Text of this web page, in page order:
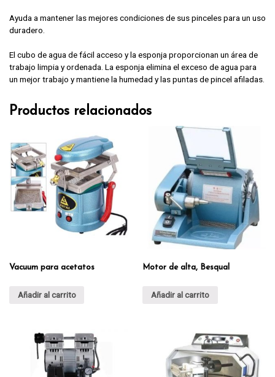
Ayuda a mantener las mejores condiciones de sus pinceles para un uso
duradero.
El cubo de agua de fácil acceso y la esponja proporcionan un área de
trabajo limpia y ordenada. La esponja elimina el exceso de agua para
un mejor trabajo y mantiene la humedad y las puntas de pincel afiladas.
Productos relacionados
Vacuum para acetatos
Añadir al carrito
Motor de alta, Besqual
Añadir al carrito